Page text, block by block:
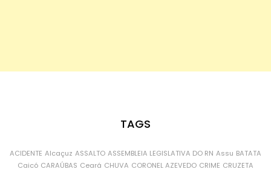
TAGS
ACIDENTE Alcaçuz ASSALTO ASSEMBLEIA LEGISLATIVA DO RN Assu BATATA
Caicó CARAÚBAS Ceará CHUVA CORONEL AZEVEDO CRIME CRUZETA